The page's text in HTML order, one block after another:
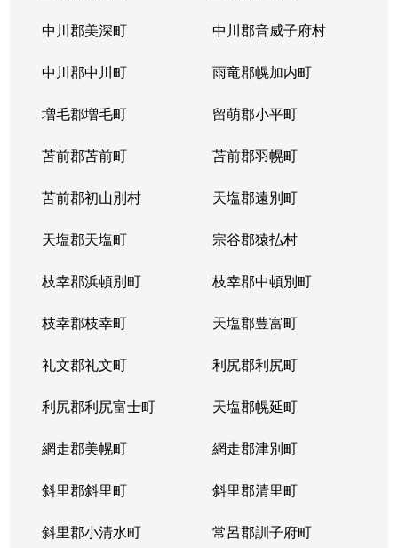
中川郡美深町 中川郡音威子府村
中川郡中川町 雨竜郡幌加内町
増毛郡増毛町 留萌郡小平町
苫前郡苫前町 苫前郡羽幌町
苫前郡初山別村 天塩郡遠別町
天塩郡天塩町 宗谷郡猿払村
枝幸郡浜頓別町 枝幸郡中頓別町
枝幸郡枝幸町 天塩郡豊富町
礼文郡礼文町 利尻郡利尻町
利尻郡利尻富士町 天塩郡幌延町
網走郡美幌町 網走郡津別町
斜里郡斜里町 斜里郡清里町
斜里郡小清水町 常呂郡訓子府町